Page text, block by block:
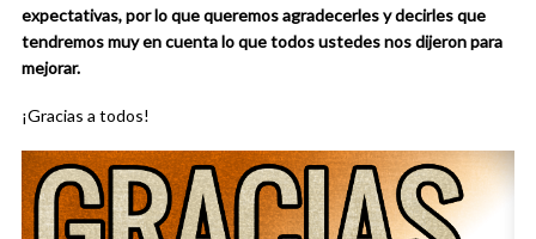
expectativas, por lo que queremos agradecerles y decirles que
tendremos muy en cuenta lo que todos ustedes nos dijeron para
mejorar.
¡Gracias a todos!